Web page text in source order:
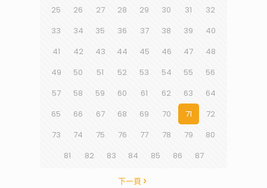
25
26 27 28 29 30 31
32
33
34 35 36 37 38 39
40
41
42 43 44 45 46 47
48
49
50 51 52 53 54 55
56
57
58 59 60 61 62 63
64
65
66 67 68 69 70 71
72
73
74 75 76 77 78 79
80
81
82 83 84 85 86 87
下一頁